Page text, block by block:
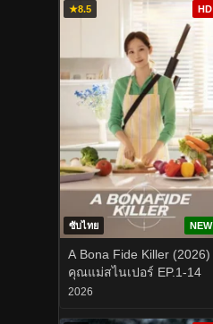
★8.5 HD
ซับไทย NEW
A Bona Fide Killer (2026)
คุณแม่สไนเปอร์ EP.1-14
2026